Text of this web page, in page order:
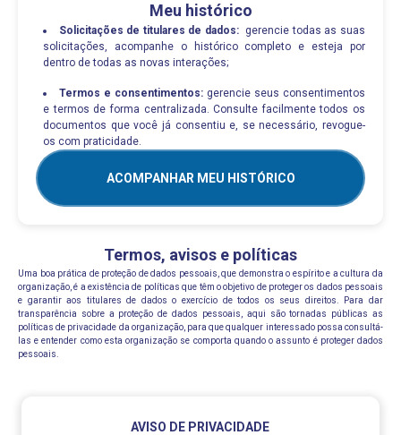
Meu histórico
Solicitações de titulares de dados: gerencie todas as suas
solicitações, acompanhe o histórico completo e esteja por
dentro de todas as novas interações;
Termos e consentimentos: gerencie seus consentimentos
e termos de forma centralizada. Consulte facilmente todos os
documentos que você já consentiu e, se necessário, revogue-
os com praticidade.
ACOMPANHAR MEU HISTÓRICO
Termos, avisos e políticas
Uma boa prática de proteção de dados pessoais, que demonstra o espírito e a cultura da
organização, é a existência de políticas que têm o objetivo de proteger os dados pessoais
e garantir aos titulares de dados o exercício de todos os seus direitos. Para dar
transparência sobre a proteção de dados pessoais, aqui são tornadas públicas as
políticas de privacidade da organização, para que qualquer interessado possa consultá-
las e entender como esta organização se comporta quando o assunto é proteger dados
pessoais.
AVISO DE PRIVACIDADE